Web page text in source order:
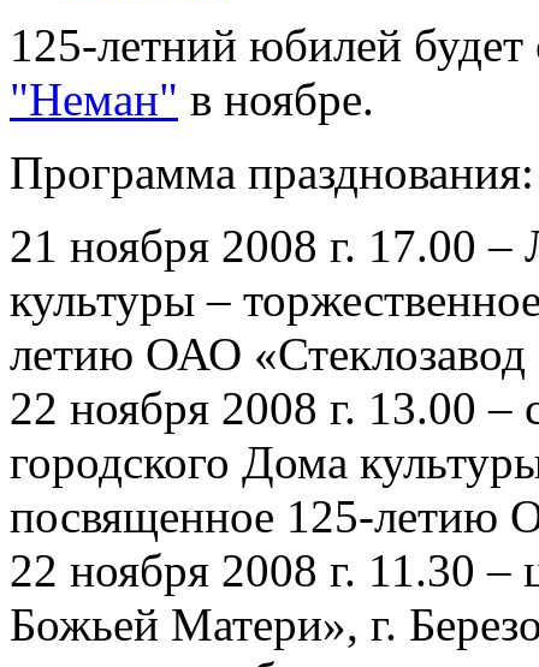
125-летний юбилей будет
"Неман" в ноябре.
Программа празднования:
21 ноября 2008 г. 17.00
культуры –
летию ОАО
22 ноября 2008 г. 13.00 –
городского Дома
посвященное 125-летию
22 ноября 2008 г. 11.30
Божьей Матери», г.